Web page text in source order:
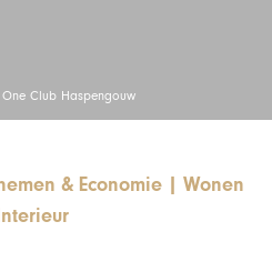
One Club Haspengouw
& Economie
Wonen